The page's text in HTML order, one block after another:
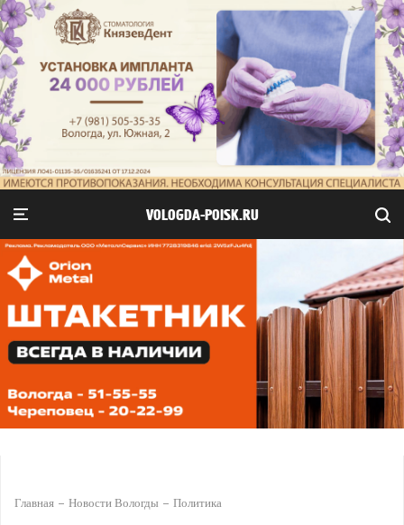
VOLOGDA-POISK.RU
Главная Новости Вологды Политика